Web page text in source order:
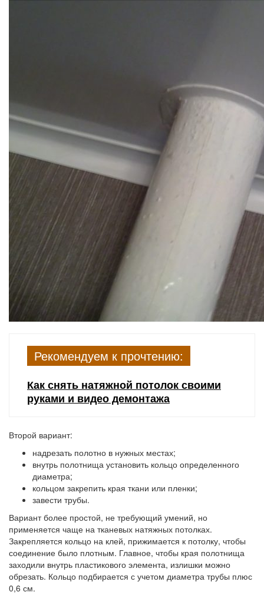
Рекомендуем к прочтению:
Как снять натяжной потолок своими
руками и видео демонтажа
Второй вариант:
надрезать полотно в нужных местах;
внутрь полотнища установить кольцо определенного
диаметра;
кольцом закрепить края ткани или пленки;
завести трубы.
Вариант более простой, не требующий умений, но
применяется чаще на тканевых натяжных потолках.
Закрепляется кольцо на клей, прижимается к потолку, чтобы
соединение было плотным. Главное, чтобы края полотнища
заходили внутрь пластикового элемента, излишки можно
обрезать. Кольцо подбирается с учетом диаметра трубы плюс
0,6 см.